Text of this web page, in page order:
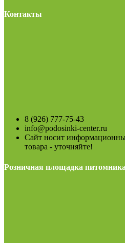
Контакты
8 (926) 777-75-43
info@podosinki-center.ru
Сайт носит
товара - уточняйте!
Розничная площадка питомника